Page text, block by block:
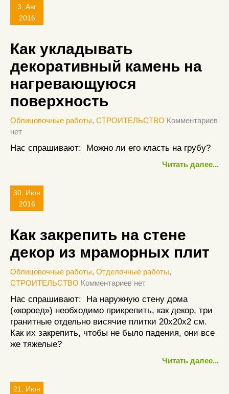
3, Авг
2016
Как укладывать
декоративный камень на
нагревающуюся
поверхность
Облицовочные работы, СТРОИТЕЛЬСТВО Комментариев
нет
Нас спрашивают: Можно ли его класть на грубу?
Читать далее...
30, Июн
2016
Как закрепить на стене
декор из мраморных плит
Облицовочные работы, Отделочные работы,
СТРОИТЕЛЬСТВО Комментариев нет
Нас спрашивают: На наружную стену дома
(«короед») необходимо прикрепить, как декор, три
гранитные отдельно висячие плитки 20х20х2 см.
Как их закрепить, чтобы не было падения, они все
же тяжелые?
Читать далее...
21, Июн